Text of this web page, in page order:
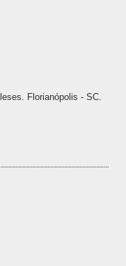
Florianópolis - SC.